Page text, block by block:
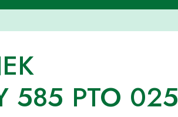
585 PTO 025